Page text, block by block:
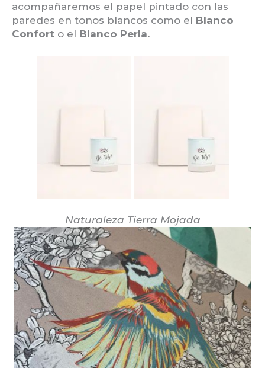
acompañaremos el papel pintado con las
paredes en tonos blancos como el Blanco
Confort o el Blanco Perla.
Naturaleza Tierra Mojada